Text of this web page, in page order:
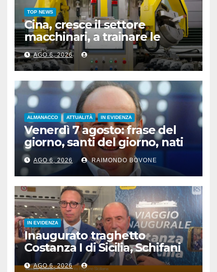
TOP NEWS
Cina, cresce il settore
macchinari, a trainare le
“attrezzature intelligenti”
AGO 6, 2026
ALMANACCO ATTUALITÀ IN EVIDENZA
Venerdì 7 agosto: frase del
giorno, santi del giorno, nati
famosi, accadde oggi
AGO 6, 2026 RAIMONDO BOVONE
IN EVIDENZA
Inaugurato traghetto
Costanza I di Sicilia, Schifani
“Mantenuto impegni presi”
AGO 6, 2026